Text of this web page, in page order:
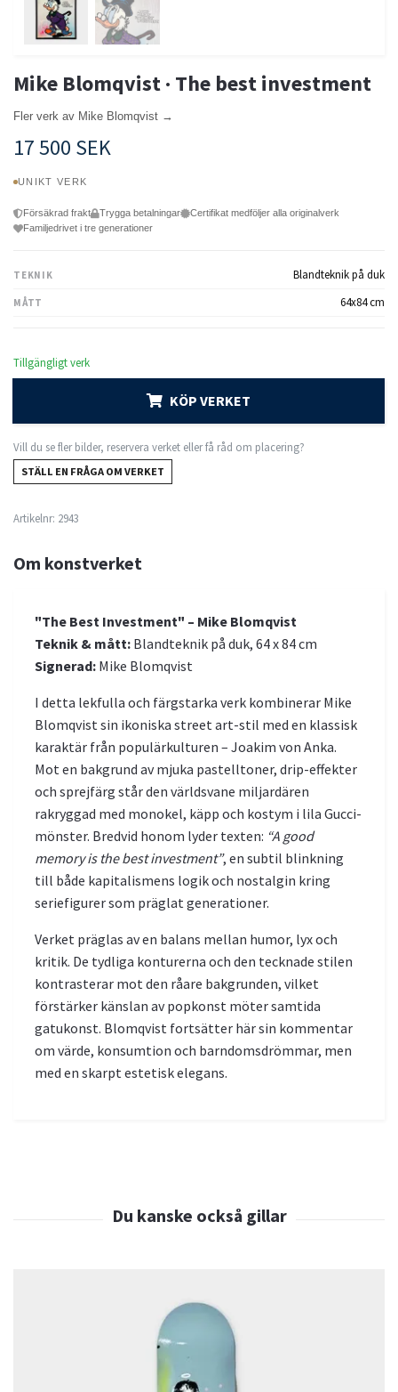
Mike Blomqvist · The best investment
Fler verk av Mike Blomqvist →
17 500 SEK
UNIKT VERK
Försäkrad frakt Trygga betalningar
Certifikat medföljer alla originalverk
Familjedrivet i tre generationer
TEKNIK Blandteknik på duk
MÅTT 64x84 cm
Tillgängligt verk
KÖP VERKET
Vill du se fler bilder, reservera verket eller få råd om placering?
STÄLL EN FRÅGA OM VERKET
Artikelnr: 2943
Om konstverket
"The Best Investment" – Mike Blomqvist
Teknik & mått: Blandteknik på duk, 64 x 84 cm
Signerad: Mike Blomqvist
I detta lekfulla och färgstarka verk kombinerar Mike
Blomqvist sin ikoniska street art-stil med en klassisk
karaktär från populärkulturen – Joakim von Anka.
Mot en bakgrund av mjuka pastelltoner, drip-effekter
och sprejfärg står den världsvane miljardären
rakryggad med monokel, käpp och kostym i lila Gucci-
mönster. Bredvid honom lyder texten: “A good
memory is the best investment”, en subtil blinkning
till både kapitalismens logik och nostalgin kring
seriefigurer som präglat generationer.
Verket präglas av en balans mellan humor, lyx och
kritik. De tydliga konturerna och den tecknade stilen
kontrasterar mot den råare bakgrunden, vilket
förstärker känslan av popkonst möter samtida
gatukonst. Blomqvist fortsätter här sin kommentar
om värde, konsumtion och barndomsdrömmar, men
med en skarpt estetisk elegans.